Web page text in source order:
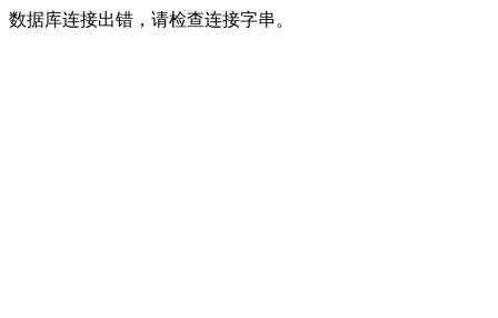
数据库连接出错，请检查连接字串。